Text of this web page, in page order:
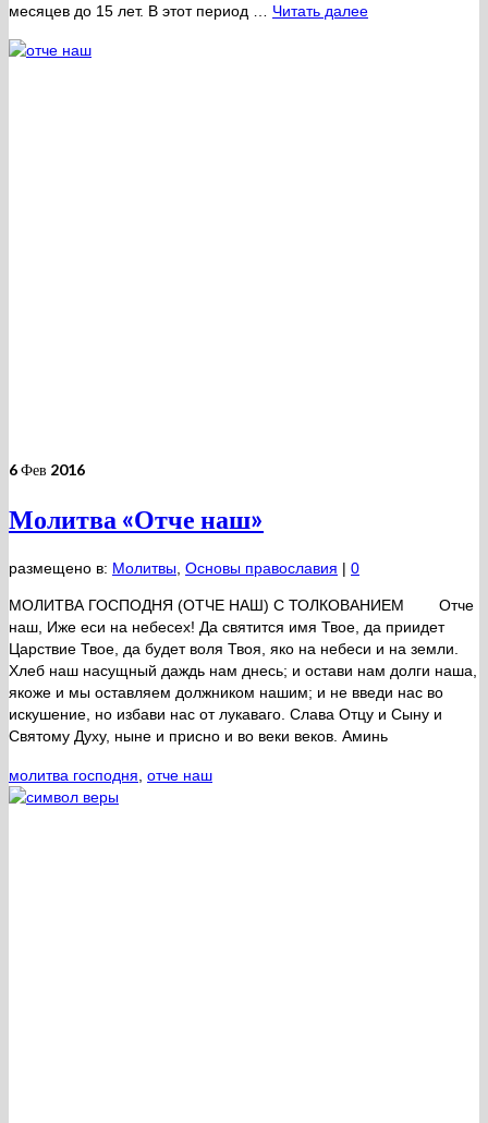
месяцев до 15 лет. В этот период … Читать далее
6Фев 2016
Молитва «Отче наш»
размещено в: Молитвы Основы православия | 0
МОЛИТВА ГОСПОДНЯ (ОТЧЕ НАШ) С ТОЛКОВАНИЕМ Отче
наш, Иже еси на небесех! Да святится имя Твое, да приидет
Царствие Твое, да будет воля Твоя, яко на небеси и на земли.
Хлеб наш насущный даждь нам днесь; и остави нам долги наша,
якоже и мы оставляем должником нашим; и не введи нас во
искушение, но избави нас от лукаваго. Слава Отцу и Сыну и
Святому Духу, ныне и присно и во веки веков. Аминь
молитва господня отче наш